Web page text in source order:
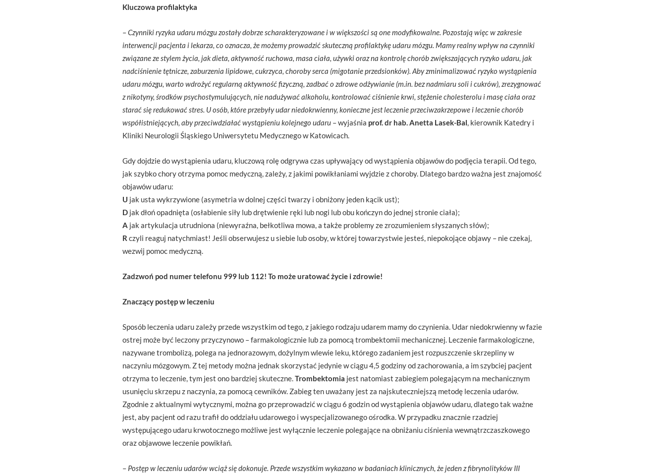
Kluczowa profilaktyka
–Czynniki ryzyka udaru mózgu zostały dobrze scharakteryzowane i w większości są one modyfikowalne. Pozostają więc w zakresie
interwencji pacjenta i lekarza, co oznacza, że możemy prowadzić skuteczną profilaktykę udaru mózgu. Mamy realny wpływ na czynniki
związane ze stylem życia, jak dieta, aktywność ruchowa, masa ciała, używki oraz na kontrolę chorób zwiększających ryzyko udaru, jak
nadciśnienie tętnicze, zaburzenia lipidowe, cukrzyca, choroby serca (migotanie przedsionków). Aby zminimalizować ryzyko wystąpienia
udaru mózgu, warto wdrożyć regularną aktywność fizyczną, zadbać o zdrowe odżywianie (m.in. bez nadmiaru soli i cukrów), zrezygnować
z nikotyny, środków psychostymulujących, nie nadużywać alkoholu, kontrolować ciśnienie krwi, stężenie cholesterolu i masę ciała oraz
starać się redukować stres. U osób, które przebyły udar niedokrwienny, konieczne jest leczenie przeciwzakrzepowe i leczenie chorób
współistniejących, aby przeciwdziałać wystąpieniu kolejnego udaru – wyjaśnia prof. dr hab. Anetta Lasek-Bal, kierownik Katedry i
Kliniki Neurologii Śląskiego Uniwersytetu Medycznego w Katowicach.
Gdy dojdzie do wystąpienia udaru, kluczową rolę odgrywa czas upływający od wystąpienia objawów do podjęcia terapii. Od tego,
jak szybko chory otrzyma pomoc medyczną, zależy, z jakimi powikłaniami wyjdzie z choroby. Dlatego bardzo ważna jest znajomość
objawów udaru:
U jak usta wykrzywione (asymetria w dolnej części twarzy i obniżony jeden kącik ust);
D jak dłoń opadnięta (osłabienie siły lub drętwienie ręki lub nogi lub obu kończyn do jednej stronie ciała);
A jak artykulacja utrudniona (niewyraźna, bełkotliwa mowa, a także problemy ze zrozumieniem słyszanych słów);
R czyli reaguj natychmiast! Jeśli obserwujesz u siebie lub osoby, w której towarzystwie jesteś, niepokojące objawy – nie czekaj,
wezwij pomoc medyczną.
Zadzwoń pod numer telefonu 999 lub 112! To może uratować życie i zdrowie!
Znaczący postęp w leczeniu
Sposób leczenia udaru zależy przede wszystkim od tego, z jakiego rodzaju udarem mamy do czynienia. Udar niedokrwienny w fazie
ostrej może być leczony przyczynowo – farmakologicznie lub za pomocą trombektomii mechanicznej. Leczenie farmakologiczne,
nazywane trombolizą, polega na jednorazowym, dożylnym wlewie leku, którego zadaniem jest rozpuszczenie skrzepliny w
naczyniu mózgowym. Z tej metody można jednak skorzystać jedynie w ciągu 4,5 godziny od zachorowania, a im szybciej pacjent
otrzyma to leczenie, tym jest ono bardziej skuteczne.Trombektomia jest natomiast zabiegiem polegającym na mechanicznym
usunięciu skrzepu z naczynia, za pomocą cewników. Zabieg ten uważany jest za najskuteczniejszą metodę leczenia udarów.
Zgodnie z aktualnymi wytycznymi, można go przeprowadzić w ciągu 6 godzin od wystąpienia objawów udaru, dlatego tak ważne
jest, aby pacjent od razu trafił do oddziału udarowego i wyspecjalizowanego ośrodka. W przypadku znacznie rzadziej
występującego udaru krwotocznego możliwe jest wyłącznie leczenie polegające na obniżaniu ciśnienia wewnątrzczaszkowego
oraz objawowe leczenie powikłań.
– Postęp w leczeniu udarów wciąż się dokonuje. Przede wszystkim wykazano w badaniach klinicznych, że jeden z fibrynolityków III